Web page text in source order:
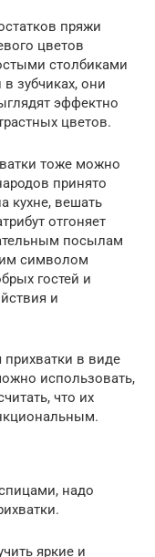
пряжи
цветов
столбиками
зубчиках, они
эффектно
цветов.
тоже можно
принято
кухне, вешать
отгоняет
посылам
символом
гостей и
и
прихватки в виде
использовать,
что их
надо
яркие и